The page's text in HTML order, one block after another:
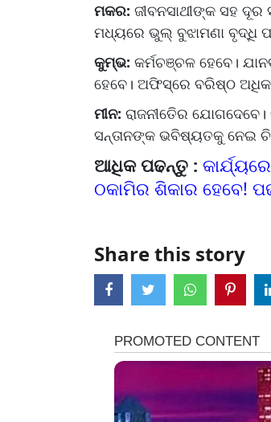
ମକର: ଜୀବନସାଥୀଙ୍କ ସହ ଦୂର
ମଧ୍ୟରେ ଭୁଲ୍‌ ବୁଝାମଣା ବୃଦ୍ଧି
କୁମ୍ଭ: କର୍ମଚଞ୍ଚଳ ହେବେ।
ହେବେ। ଅଫିସ୍‌ରେ ବରିଷ୍ଠ
ମୀନ: ରାଜନୀତିେର
ସନ୍ତାନଙ୍କ ଭବିଷ୍ୟତକୁ ନେଇ
ଆଧିକ ପଢନ୍ତୁ :
ଠକାମିର ଶିକାର ହେବେ!
Share this story